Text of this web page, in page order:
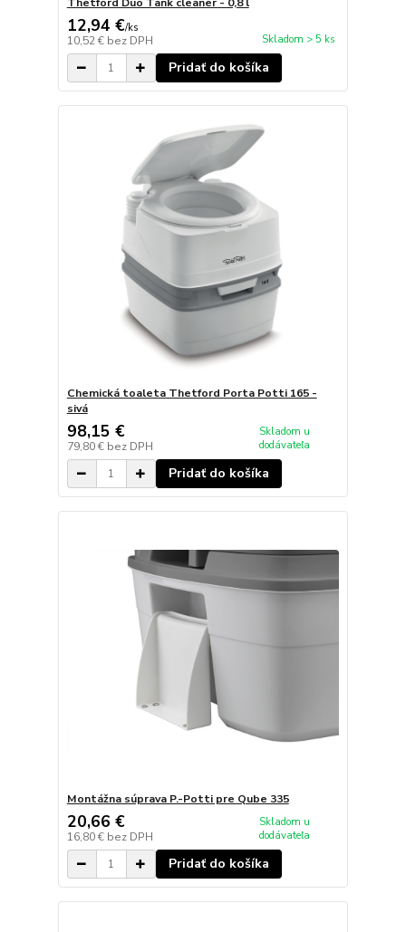
Thetford Duo Tank cleaner - 0,8 l
12,94 €/ks
10,52 € bez DPH Skladom > 5 ks
Pridať do košíka
Chemická toaleta Thetford Porta Potti 165 -
sivá
98,15 €
79,80 € bez DPH
Skladom u
dodávateľa
Pridať do košíka
Montážna súprava P.-Potti pre Qube 335
20,66 €
16,80 € bez DPH
Skladom u
dodávateľa
Pridať do košíka